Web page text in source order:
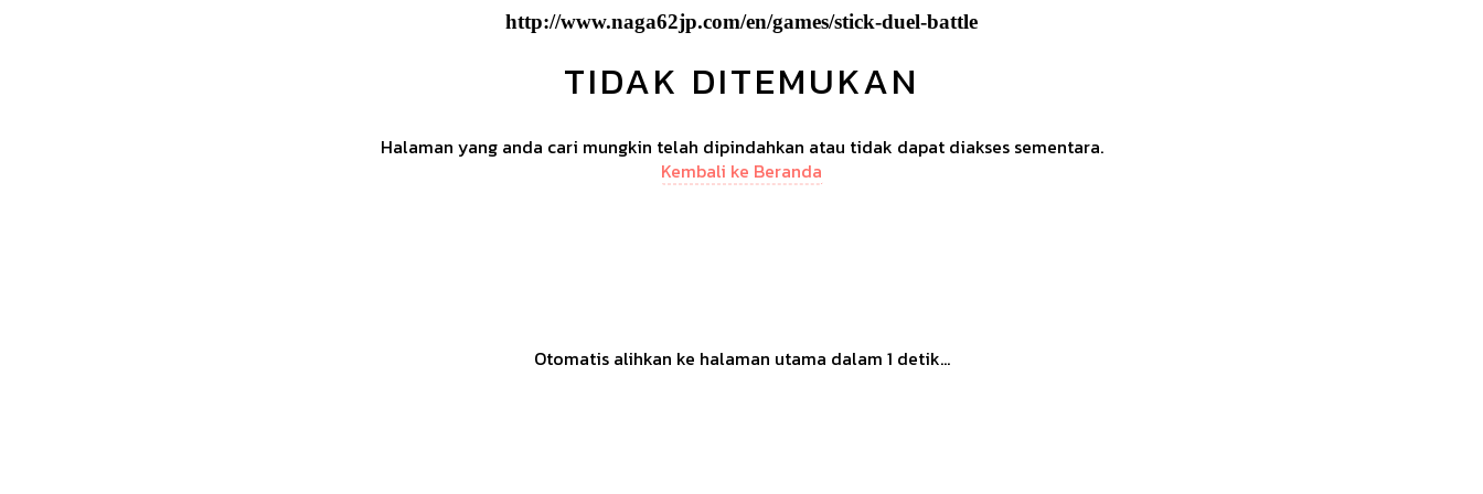
http://www.naga62jp.com/en/games/stick-duel-battle
TIDAK DITEMUKAN
Halaman yang anda cari mungkin telah dipindahkan atau tidak dapat diakses sementara.
Kembali ke Beranda
Otomatis alihkan ke halaman utama dalam 1 detik...